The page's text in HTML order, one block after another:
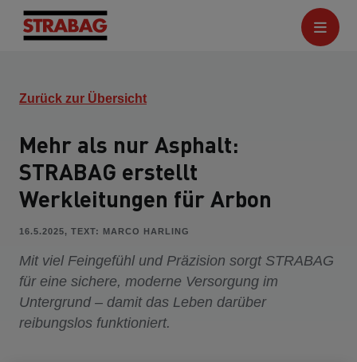
Zurück zur Übersicht
Mehr als nur Asphalt:
STRABAG erstellt
Werkleitungen für Arbon
16.5.2025, TEXT: MARCO HARLING
Mit viel Feingefühl und Präzision sorgt STRABAG
für eine sichere, moderne Versorgung im
Untergrund – damit das Leben darüber
reibungslos funktioniert.